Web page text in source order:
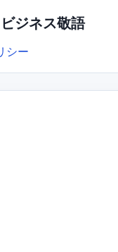
ジネス敬語
シー